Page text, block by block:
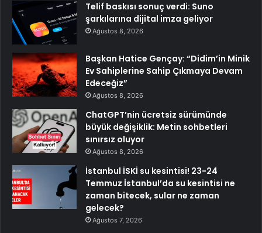
Telif baskısı sonuç verdi: Suno
şarkılarına dijital imza geliyor
Ağustos 8, 2026
Başkan Hatice Gençay: “Didim’in Minik
Ev Sahiplerine Sahip Çıkmaya Devam
Edeceğiz”
Ağustos 8, 2026
ChatGPT’nin ücretsiz sürümünde
büyük değişiklik: Metin sohbetleri
sınırsız oluyor
Ağustos 8, 2026
İstanbul İSKİ su kesintisi! 23-24
Temmuz İstanbul’da su kesintisi ne
zaman bitecek, sular ne zaman
gelecek?
Ağustos 7, 2026